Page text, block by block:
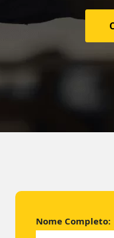
Nome Completo: